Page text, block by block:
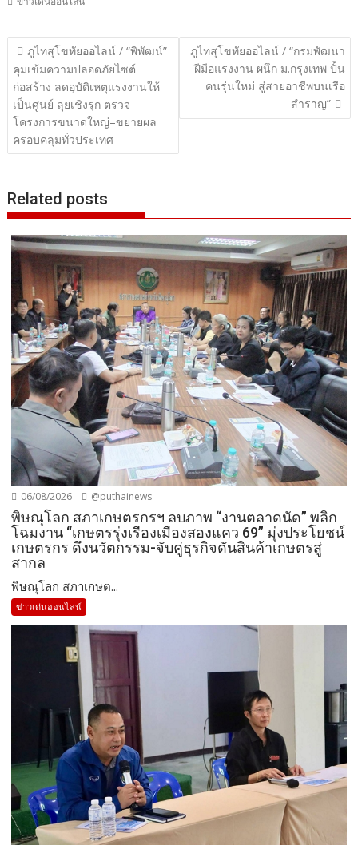
แนะแนว
เรื่อง
ภูไทสุโขทัยออไลน์ / “พิพัฒน์”
คุมเข้มความปลอดภัยไซต์
ก่อสร้าง ลดอุบัติเหตุแรงงานให้
เป็นศูนย์ ลุยเชิงรุก ตรวจ
โครงการขนาดใหญ่–ขยายผล
ครอบคลุมทั่วประเทศ
ภูไทสุโขทัยออไลน์ / “กรมพัฒนา
ฝีมือแรงงาน ผนึก ม.กรุงเทพ ปั้น
คนรุ่นใหม่ สู่สายอาชีพบนเรือ
สำราญ”
Related posts
06/08/2026 @puthainews
พิษณุโลก สภาเกษตรกรฯ ลบภาพ “งานตลาดนัด” พลิก
โฉมงาน “เกษตรรุ่งเรืองเมืองสองแคว 69” มุ่งประโยชน์
เกษตรกร ดึงนวัตกรรม-จับคู่ธุรกิจดันสินค้าเกษตรสู่
สากล
พิษณุโลก สภาเกษต...
ข่าวเด่นออนไลน์